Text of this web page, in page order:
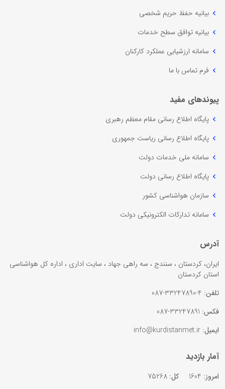
بیانیه حفظ حریم شخصی
بیانیه توافق سطح خدمات
سامانه ارزشیابی عملکرد کارکنان
فرم تماس با ما
پیوندهای مفید
پایگاه اطلاع رسانی مقام معظم رهبری
پایگاه اطلاع رسانی ریاست جمهوری
سامانه ملی خدمات دولت
پایگاه اطلاع رسانی دولت
سازمان هواشناسی کشور
سامانه تدارکات الکترونیکی دولت
آدرس
ایران، کردستان ، سنندج ، سه راهی جهاد ، سایت اداری ، اداره کل هواشناسی
استان کردستان
تلفن:
فکس:
ایمیل:
آمار بازدید
امروز: کل: